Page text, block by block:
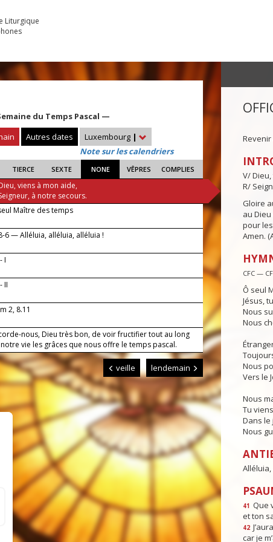
Liturgique
du Temps Pascal —
Autres dates Luxembourg |
Note sur les calendriers
TIERCE SEXTE NONE VÊPRES COMPLIES
viens à mon aide,
à notre secours.
Maître des temps
6 — Alléluia, alléluia, alléluia !
I
II
2, 8.11
nous, Dieu très bon, de voir fructifier tout au long
vie les grâces que nous offre le temps pascal.
veille lendemain
V/
R/
Gloire
au
pour
Amen.
CFC —
Ô seul
Jésus,
Nous
Nous
Nous
Vers le
Nous
Tu
Dans le
Nous
41 Que
et ton
42
car je